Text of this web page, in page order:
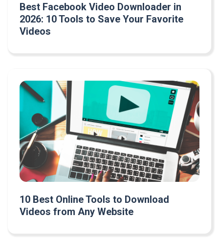
Best Facebook Video Downloader in
2026: 10 Tools to Save Your Favorite
Videos
10 Best Online Tools to Download
Videos from Any Website